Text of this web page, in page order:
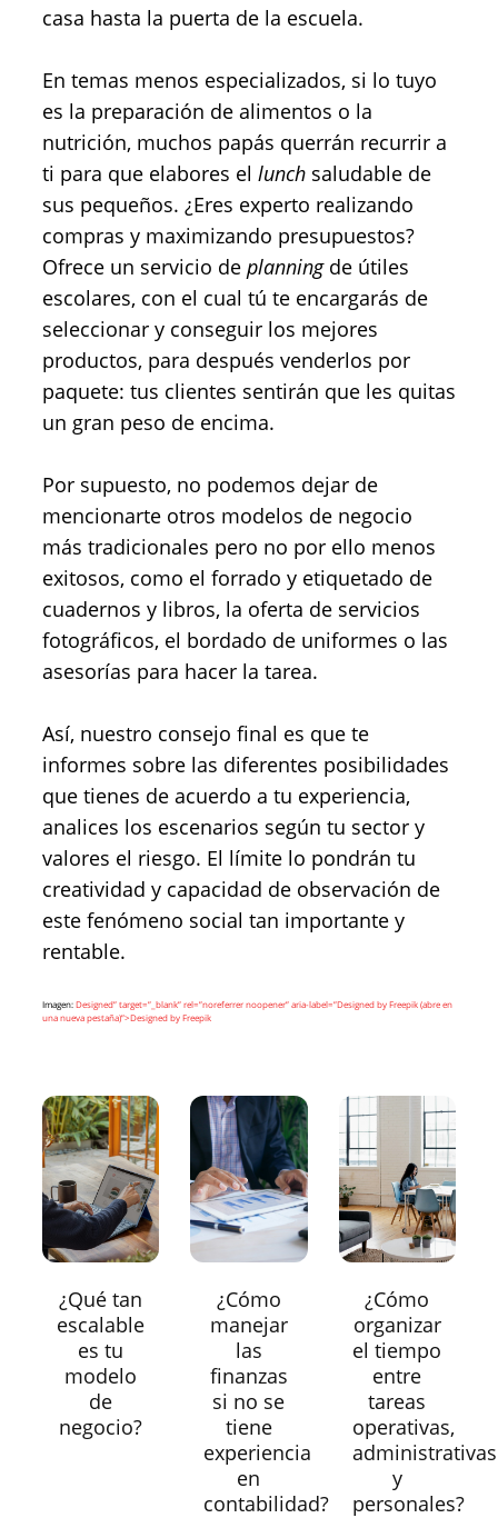
casa hasta la puerta de la escuela.
En temas menos especializados, si lo tuyo
es la preparación de alimentos o la
nutrición, muchos papás querrán recurrir a
ti para que elabores el lunch saludable de
sus pequeños. ¿Eres experto realizando
compras y maximizando presupuestos?
Ofrece un servicio de planning de útiles
escolares, con el cual tú te encargarás de
seleccionar y conseguir los mejores
productos, para después venderlos por
paquete: tus clientes sentirán que les quitas
un gran peso de encima.
Por supuesto, no podemos dejar de
mencionarte otros modelos de negocio
más tradicionales pero no por ello menos
exitosos, como el forrado y etiquetado de
cuadernos y libros, la oferta de servicios
fotográficos, el bordado de uniformes o las
asesorías para hacer la tarea.
Así, nuestro consejo final es que te
informes sobre las diferentes posibilidades
que tienes de acuerdo a tu experiencia,
analices los escenarios según tu sector y
valores el riesgo. El límite lo pondrán tu
creatividad y capacidad de observación de
este fenómeno social tan importante y
rentable.
Imagen:Designed” target=”_blank” rel=”noreferrer noopener” aria-label=”Designed by Freepik (abre en
una nueva pestaña)”>Designed by Freepik
¿Qué tan
escalable
es tu
modelo
de
negocio?
¿Cómo
manejar
las
finanzas
si no se
tiene
experiencia
en
contabilidad?
¿Cómo
organizar
el tiempo
entre
tareas
operativas,
administrativas
y
personales?